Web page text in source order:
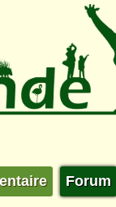
Forum